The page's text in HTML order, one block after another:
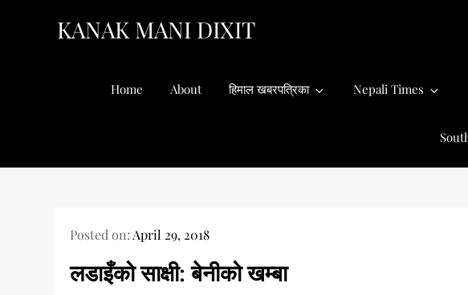
KANAK MANI DIXIT
Home About हिमाल खबरपत्रिका Nepali Times
Posted on: April 29, 2018
लडाइँको साक्षी: बेनीको खम्बा